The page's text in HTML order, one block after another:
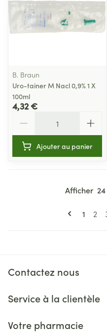
B. Braun
Uro-tainer M Nacl 0,9% 1 X
100ml
4,32 €
Ajouter au panier
Vous
1 2
Afficher
Contactez nous
Service à la clientèle
Votre pharmacie